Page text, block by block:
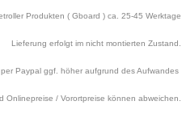
Produkten ( Gboard ) ca. 25-45 Werktage
Lieferung erfolgt im nicht montierten Zustand.
Paypal ggf. höher aufgrund des Aufwandes
Onlinepreise / Vorortpreise können abweichen.